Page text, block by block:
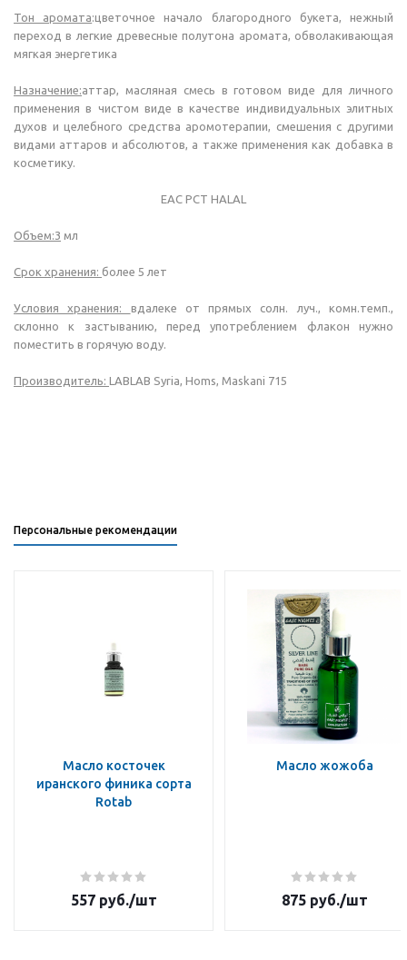
Тон аромата:цветочное начало благородного букета, нежный
переход в легкие древесные полутона аромата, обволакивающая
мягкая энергетика
Назначение:аттар, масляная смесь в готовом виде для личного
применения в чистом виде в качестве индивидуальных элитных
духов и целебного средства аромотерапии, смешения с другими
видами аттаров и абсолютов, а также применения как добавка в
косметику.
ЕАС РСТ HALAL
Объем:3 мл
Срок хранения: более 5 лет
Условия хранения: вдалеке от прямых солн. луч., комн.темп.,
склонно к застыванию, перед употреблением флакон нужно
поместить в горячую воду.
Производитель: LABLAB Syria, Homs, Maskani 715
Персональные рекомендации
Масло косточек
иранского финика сорта
Rotab
557руб./шт
Масло жожоба
875руб./шт